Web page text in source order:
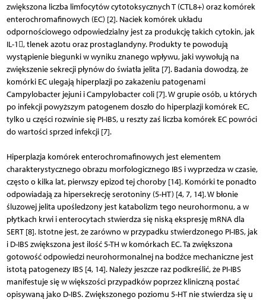
zwiększona liczba limfocytów cytotoksycznych T (CTL8+) oraz komórek
enterochromafinowych (EC) [2]. Naciek komórek układu
odpornościowego odpowiedzialny jest za produkcję takich cytokin, jak
IL-1, tlenek azotu oraz prostaglandyny. Produkty te powodują
wystąpienie biegunki w wyniku znanego wpływu, jaki wywołują na
zwiększenie sekrecji płynów do światła jelita [7]. Badania dowodzą, że
komórki EC ulegają hiperplazji po zakażeniu patogenami
Campylobacter jejuni i Campylobacter coli [7]. W grupie osób, u których
po infekcji powyższym patogenem doszło do hiperplazji komórek EC,
tylko u części rozwinie się PI-IBS, u reszty zaś liczba komórek EC powróci
do wartości sprzed infekcji [7].
Hiperplazja komórek enterochromafinowych jest elementem
charakterystycznego obrazu morfologicznego IBS i wyprzedza w czasie,
często o kilka lat, pierwszy epizod tej choroby [14]. Komórki te ponadto
odpowiadają za hipersekrecję serotoniny (5-HT) [4, 7, 14]. W błonie
śluzowej jelita upośledzony jest katabolizm tego neurohormonu, a w
płytkach krwi i enterocytach stwierdza się niską ekspresję mRNA dla
SERT [8]. Istotne jest, że zarówno w przypadku stwierdzonego PI-IBS, jak
i D-IBS zwiększona jest ilość 5-TH w komórkach EC. Ta zwiększona
gotowość odpowiedzi neurohormonalnej na bodźce mechaniczne jest
istotą patogenezy IBS [4, 14]. Należy jeszcze raz podkreślić, że PI-IBS
manifestuje się w większości przypadków poprzez kliniczną postać
opisywaną jako D-IBS. Zwiększonego poziomu 5-HT nie stwierdza się u